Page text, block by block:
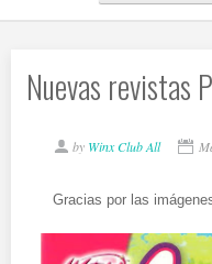
Nuevas revistas
by Winx Club All
Gracias por las